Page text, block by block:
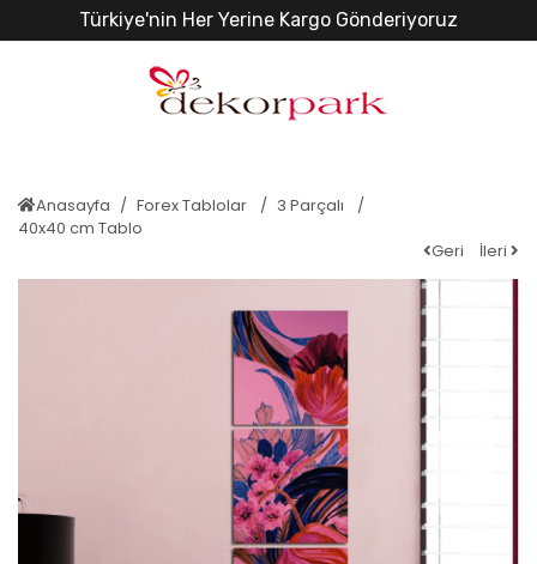
Türkiye'nin Her Yerine Kargo Gönderiyoruz
Anasayfa Forex Tablolar
3 Parçalı
40x40 cm Tablo
Geri
İleri